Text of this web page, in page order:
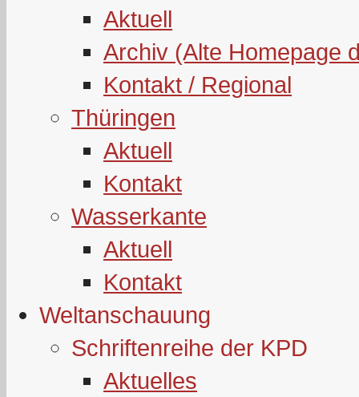
Aktuell
Archiv (Alte Homepage
Kontakt / Regional
Thüringen
Aktuell
Kontakt
Wasserkante
Aktuell
Kontakt
Weltanschauung
Schriftenreihe der KPD
Aktuelles